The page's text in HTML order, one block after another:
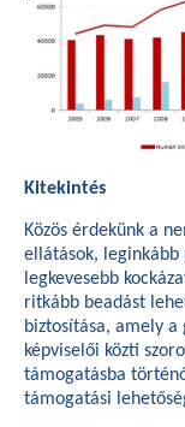
Kitekintés
Közös érdekünk a
ellátások, leginkább
legkevesebb
ritkább beadást
biztosítása, amely a
képviselői közti
támogatásba
támogatási